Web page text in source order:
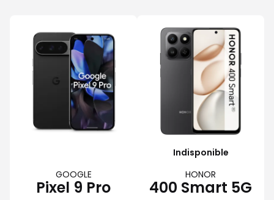
GOOGLE
Pixel 9 Pro
Indisponible
HONOR
400 Smart 5G